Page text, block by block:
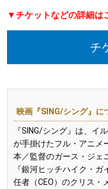
▼チケットなどの詳細は
チ
映画『SING/シング』に
『SING/シング』は、イ
が手掛けたフル・アニメ
本／監督のガース・ジェ
『銀河ヒッチハイク・
任者（CEO）のクリス・